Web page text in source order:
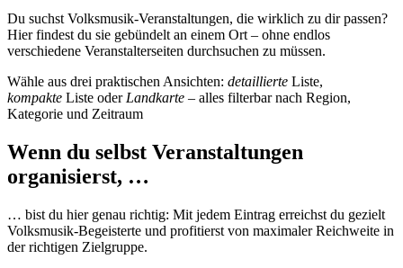
Du suchst Volksmusik-Veranstaltungen, die wirklich zu dir passen?
Hier findest du sie gebündelt an einem Ort – ohne endlos
verschiedene Veranstalterseiten durchsuchen zu müssen.
Wähle aus drei praktischen Ansichten: detaillierte Liste,
kompakte Liste oder Landkarte – alles filterbar nach Region,
Kategorie und Zeitraum
Wenn du selbst Veranstaltungen
organisierst, …
… bist du hier genau richtig: Mit jedem Eintrag erreichst du gezielt
Volksmusik-Begeisterte und profitierst von maximaler Reichweite in
der richtigen Zielgruppe.